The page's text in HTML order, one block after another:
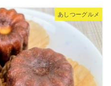
あしつーグルメ